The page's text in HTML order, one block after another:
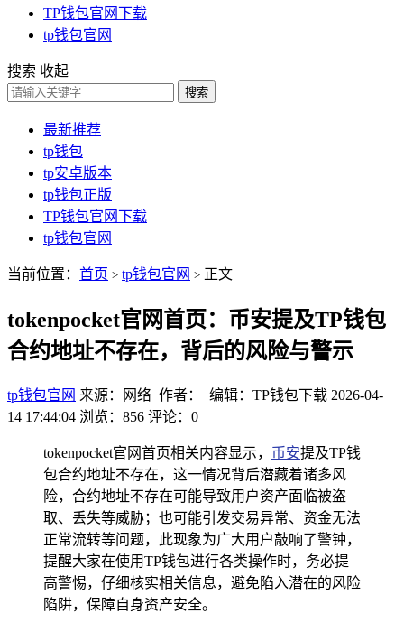
TP钱包官网下载
tp钱包官网
搜索 收起
搜索
最新推荐
tp钱包
tp安卓版本
tp钱包正版
TP钱包官网下载
tp钱包官网
当前位置： 首页 > tp钱包官网 > 正文
tokenpocket官网首页：币安提及TP钱包
合约地址不存在，背后的风险与警示
tp钱包官网 来源：网络 作者： 编辑：TP钱包下载 2026-04-
14 17:44:04 浏览：856 评论：0
tokenpocket官网首页相关内容显示， 币安提及TP钱
包合约地址不存在，这一情况背后潜藏着诸多风
险，合约地址不存在可能导致用户资产面临被盗
取、丢失等威胁；也可能引发交易异常、资金无法
正常流转等问题，此现象为广大用户敲响了警钟，
提醒大家在使用TP钱包进行各类操作时，务必提
高警惕，仔细核实相关信息，避免陷入潜在的风险
陷阱，保障自身资产安全。